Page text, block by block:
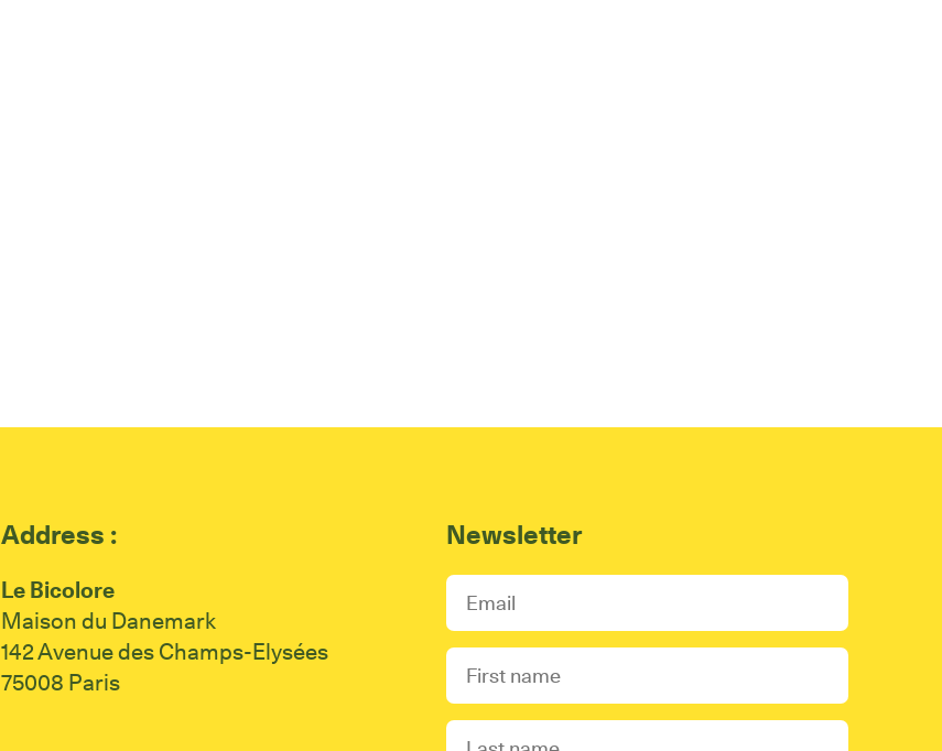
Address :
Le Bicolore
Maison du Danemark
142 Avenue des Champs-Elysées
75008 Paris
Newsletter